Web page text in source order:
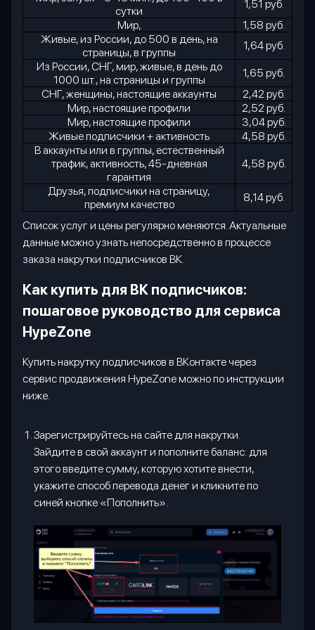
сутки
1,51 руб.
Мир,
1,58 руб.
Живые, из России, до 500 в день, на
страницы, в группы
1,64 руб.
Из России, СНГ, мир, живые, в день до
1000 шт., на страницы и группы
1,65 руб.
СНГ, женщины, настоящие аккаунты
2,42 руб.
Мир, настоящие профили
2,52 руб.
Мир, настоящие профили
3,04 руб.
Живые подписчики + активность
4,58 руб.
В аккаунты или в группы, естественный
трафик, активность, 45-дневная
гарантия
4,58 руб.
Друзья, подписчики на страницу,
премиум качество
8,14 руб.
Список услуг и цены регулярно меняются. Актуальные
данные можно узнать непосредственно в процессе
заказа накрутки подписчиков ВК.
Как купить для ВК подписчиков:
пошаговое руководство для сервиса
HypeZone
Купить накрутку подписчиков в ВКонтакте через
сервис продвижения HypeZoneможно по инструкции
ниже.
Зарегистрируйтесь на сайте для накрутки.
Зайдите в свой аккаунт и пополните баланс: для
этого введите сумму, которую хотите внести,
укажите способ перевода денег и кликните по
синей кнопке «Пополнить».